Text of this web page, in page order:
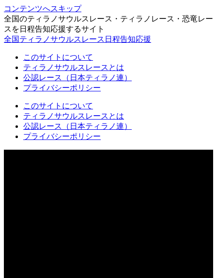
コンテンツへスキップ
全国のティラノサウルスレース・ティラノレース・恐竜レー
スを日程告知応援するサイト
全国ティラノサウルスレース日程告知応援
このサイトについて
ティラノサウルスレースとは
公認レース（日本ティラノ連）
プライバシーポリシー
このサイトについて
ティラノサウルスレースとは
公認レース（日本ティラノ連）
プライバシーポリシー